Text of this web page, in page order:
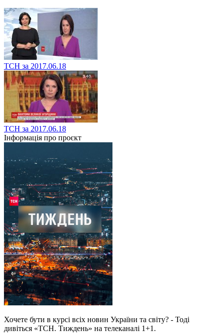
ТСН за 2017.06.18
ТСН за 2017.06.18
Інформація про проєкт
Хочете бути в курсі всіх новин України та світу? - Тоді
дивіться «ТСН. Тиждень» на телеканалі 1+1.